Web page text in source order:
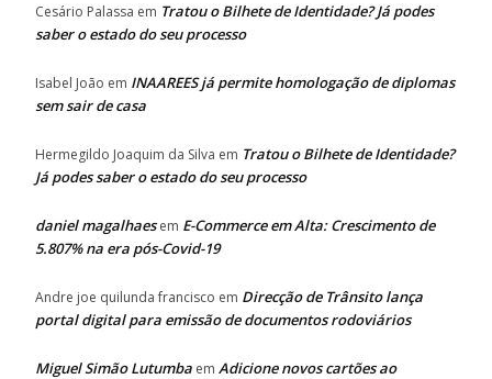
Cesário Palassa em Tratou o Bilhete de Identidade? Já podes
saber o estado do seu processo
Isabel João em INAAREES já permite homologação de diplomas
sem sair de casa
Hermegildo Joaquim da Silva em Tratou o Bilhete de Identidade?
Já podes saber o estado do seu processo
daniel magalhaesem E-Commerce em Alta: Crescimento de
5.807% na era pós-Covid-19
Andre joe quilunda francisco em Direcção de Trânsito lança
portal digital para emissão de documentos rodoviários
Miguel Simão Lutumba em Adicione novos cartões ao